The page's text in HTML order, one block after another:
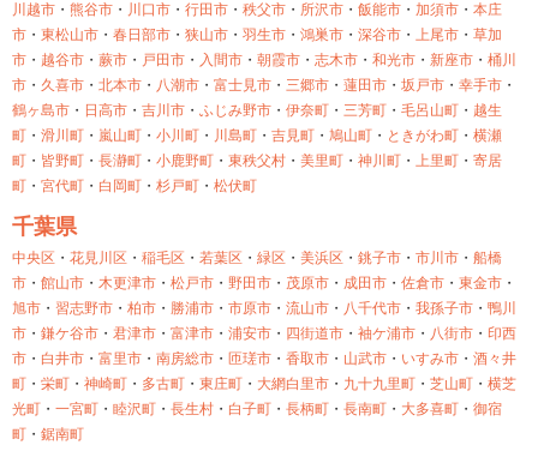
川越市 ・ 熊谷市 ・ 川口市 ・ 行田市 ・ 秩父市 ・ 所沢市 ・ 飯能市 ・ 加須市 ・ 本庄
市 ・ 東松山市 ・ 春日部市 ・ 狭山市 ・ 羽生市 ・ 鴻巣市 ・ 深谷市 ・ 上尾市 ・ 草加
市 ・ 越谷市 ・ 蕨市 ・ 戸田市 ・ 入間市 ・ 朝霞市 ・ 志木市 ・ 和光市 ・ 新座市 ・ 桶川
市 ・ 久喜市 ・ 北本市 ・ 八潮市 ・ 富士見市 ・ 三郷市 ・ 蓮田市 ・ 坂戸市 ・ 幸手市 ・
鶴ヶ島市 ・ 日高市 ・ 吉川市 ・ ふじみ野市 ・ 伊奈町 ・ 三芳町 ・ 毛呂山町 ・ 越生
町 ・ 滑川町 ・ 嵐山町 ・ 小川町 ・ 川島町 ・ 吉見町 ・ 鳩山町 ・ ときがわ町 ・ 横瀬
町 ・ 皆野町 ・ 長瀞町 ・ 小鹿野町 ・ 東秩父村 ・ 美里町 ・ 神川町 ・ 上里町 ・ 寄居
町 ・ 宮代町 ・ 白岡町 ・ 杉戸町 ・ 松伏町
千葉県
中央区 ・ 花見川区 ・ 稲毛区 ・ 若葉区 ・ 緑区 ・ 美浜区 ・ 銚子市 ・ 市川市 ・ 船橋
市 ・ 館山市 ・ 木更津市 ・ 松戸市 ・ 野田市 ・ 茂原市 ・ 成田市 ・ 佐倉市 ・ 東金市 ・
旭市 ・ 習志野市 ・ 柏市 ・ 勝浦市 ・ 市原市 ・ 流山市 ・ 八千代市 ・ 我孫子市 ・ 鴨川
市 ・ 鎌ケ谷市 ・ 君津市 ・ 富津市 ・ 浦安市 ・ 四街道市 ・ 袖ケ浦市 ・ 八街市 ・ 印西
市 ・ 白井市 ・ 富里市 ・ 南房総市 ・ 匝瑳市 ・ 香取市 ・ 山武市 ・ いすみ市 ・ 酒々井
町 ・ 栄町 ・ 神崎町 ・ 多古町 ・ 東庄町 ・ 大網白里市 ・ 九十九里町 ・ 芝山町 ・ 横芝
光町 ・ 一宮町 ・ 睦沢町 ・ 長生村 ・ 白子町 ・ 長柄町 ・ 長南町 ・ 大多喜町 ・ 御宿
町 ・ 鋸南町